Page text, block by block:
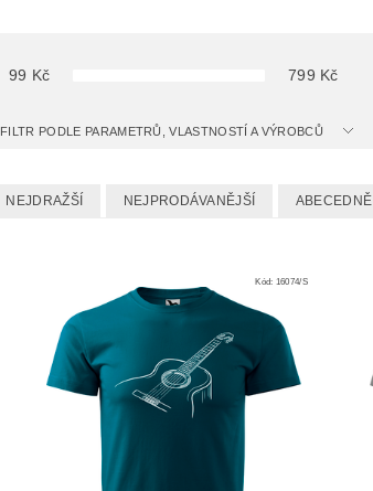
99 Kč 799 Kč
FILTR PODLE PARAMETRŮ, VLASTNOSTÍ A VÝROBCŮ
NEJDRAŽŠÍ NEJPRODÁVANĚJŠÍ ABECEDNĚ
Kód: 16074/S